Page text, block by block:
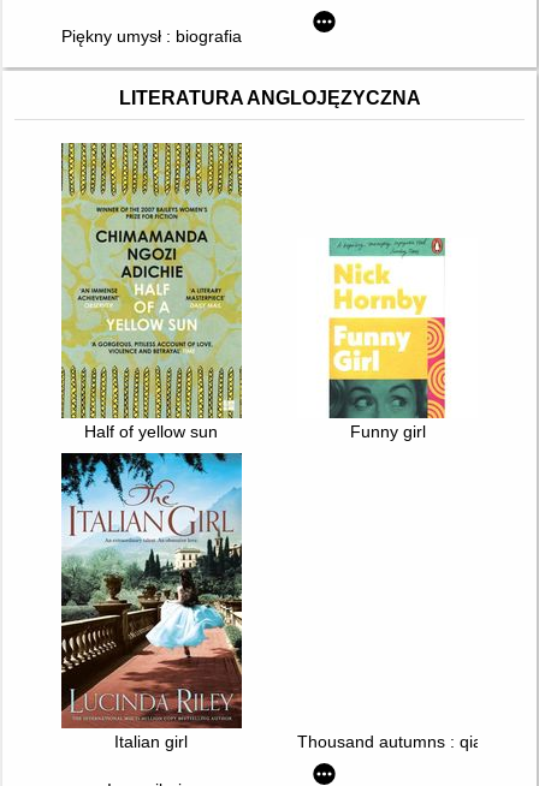
Piękny umysł : biografia genialnego matematyka Johna Nasha
LITERATURA ANGLOJĘZYCZNA
Half of yellow sun Funny girl
Italian girl Thousand autumns : qian qiu.